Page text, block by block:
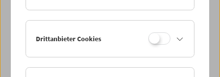
Sa 21.6.
Drittanbieter Cookies